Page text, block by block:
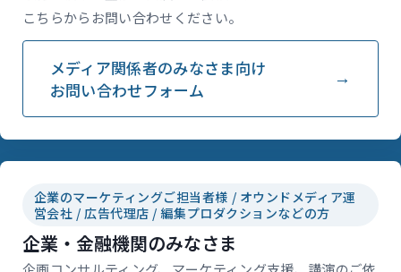
こちらからお問い合わせください。
メディア関係者のみなさま向け
お問い合わせフォーム
企業のマーケティングご担当者様 / オウンドメディア運
営会社 / 広告代理店 / 編集プロダクションなどの方
企業・金融機関のみなさま